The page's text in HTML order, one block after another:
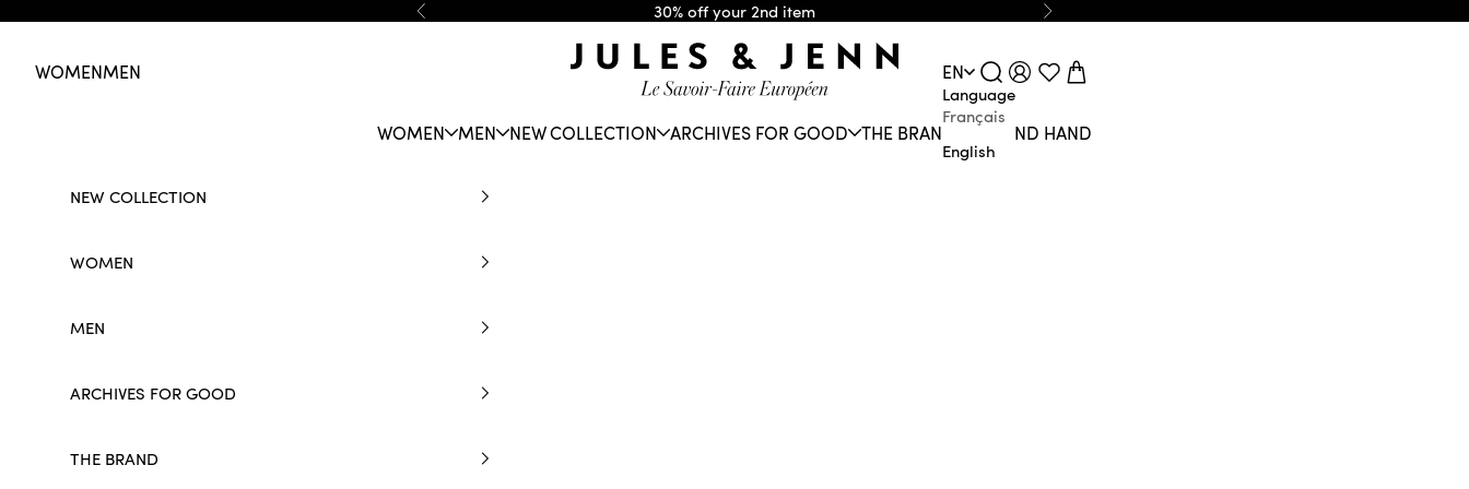
Previous 30% off your 2nd item
Next
WOMENMEN
WOMEN MEN NEW COLLECTION ARCHIVES FOR GOOD THE BRAND SECOND HAND
EN
Language
Français
English
Search
Login Cart
NEW COLLECTION
WOMEN
MEN
ARCHIVES FOR GOOD
THE BRAND